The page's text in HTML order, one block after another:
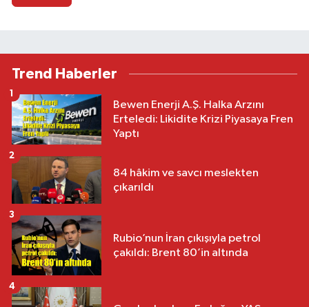
Trend Haberler
Bewen Enerji A.Ş. Halka Arzını
Erteledi: Likidite Krizi Piyasaya Fren
Yaptı
84 hâkim ve savcı meslekten
çıkarıldı
2
Rubio’nun İran çıkışıyla petrol
çakıldı: Brent 80’in altında
3
4